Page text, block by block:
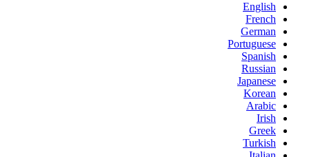
English
French
German
Portuguese
Spanish
Russian
Japanese
Korean
Arabic
Irish
Greek
Turkish